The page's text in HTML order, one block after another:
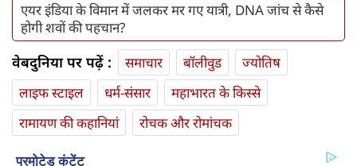
एयर इंडिया के विमान में जलकर मर गए यात्री, DNA जांच से कैसे
होगी शवों की पहचान?
वेबदुनिया पर पढ़ें : समाचार बॉलीवुड
ज्योतिष
लाइफ स्‍टाइल
धर्म-संसार
महाभारत के किस्से
रामायण की कहानियां
रोचक और रोमांचक